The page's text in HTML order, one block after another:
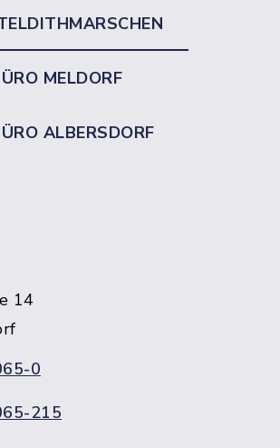
MELDORF
ALBERSDORF
14
0
215